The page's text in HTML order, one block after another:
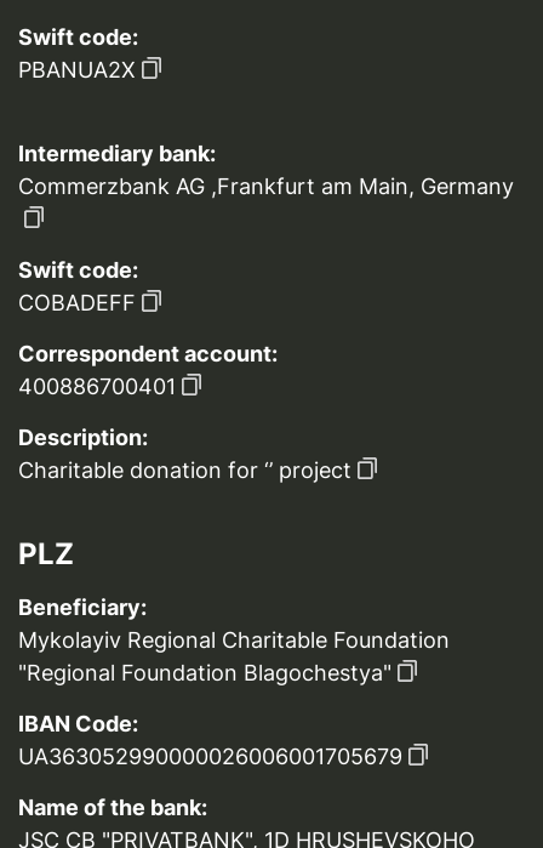
Swift code:
PBANUA2X
Intermediary bank:
Commerzbank AG ,Frankfurt am Main, Germany
Swift code:
COBADEFF
Correspondent account:
400886700401
Description:
Charitable donation for ‘’ project
PLZ
Beneficiary:
Mykolayiv Regional Charitable Foundation
"Regional Foundation Blagochestya"
IBAN Code:
UA363052990000026006001705679
Name of the bank:
JSC CB "PRIVATBANK", 1D HRUSHEVSKOHO